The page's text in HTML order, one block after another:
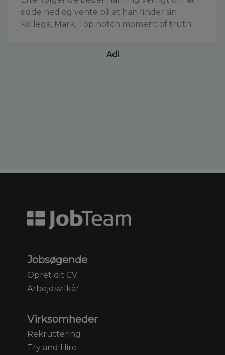
sidde ned og vente på at han finder sin
kollega, Mark. Top notch moment of truth!
Adi
Jobsøgende
Opret dit CV
Arbejdsvilkår
Virksomheder
Rekruttering
Try and Hire